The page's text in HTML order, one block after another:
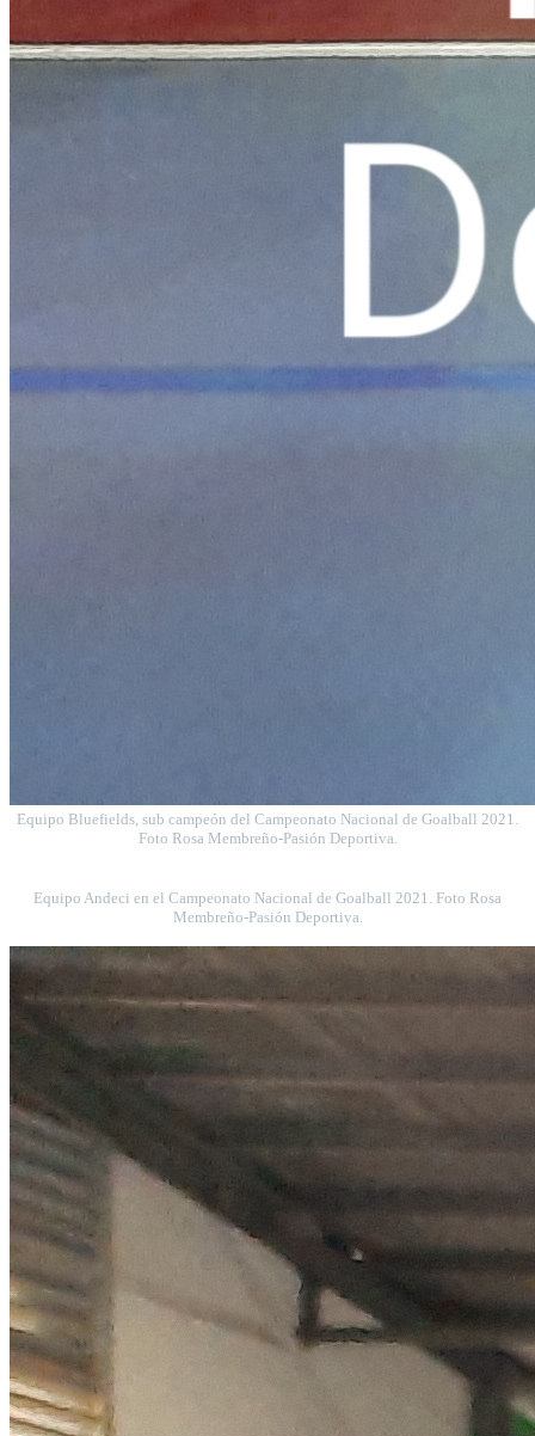
Equipo Bluefields, sub campeón del Campeonato Nacional de Goalball 2021.
Foto Rosa Membreño-Pasión Deportiva.
Equipo Andeci en el Campeonato Nacional de Goalball 2021. Foto Rosa
Membreño-Pasión Deportiva.